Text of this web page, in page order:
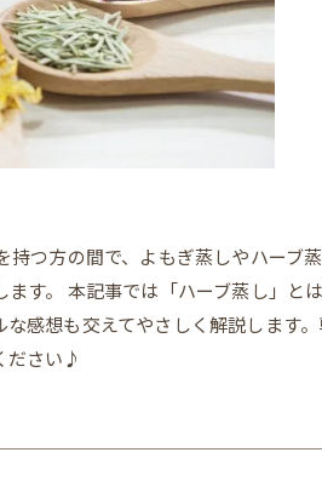
つ方の間で、よもぎ蒸しやハーブ
す。 本記事では「ハーブ蒸し」と
感想も交えてやさしく解説します
ださい♪